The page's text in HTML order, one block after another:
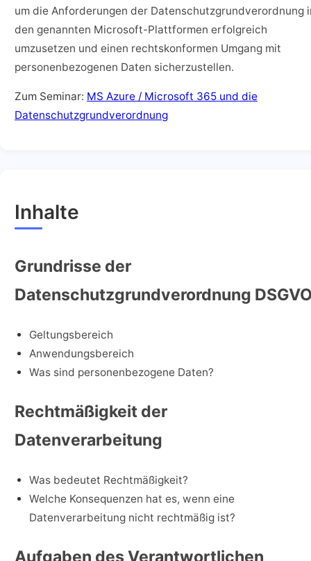
um die Anforderungen der Datenschutzgrundverordnung
den genannten Microsoft-Plattformen erfolgreich
umzusetzen und einen rechtskonformen Umgang mit
personenbezogenen Daten sicherzustellen.
Zum Seminar: MS Azure / Microsoft 365 und die
Datenschutzgrundverordnung
Inhalte
Grundrisse der
Datenschutzgrundverordnung
Geltungsbereich
Anwendungsbereich
Was sind personenbezogene Daten?
Rechtmäßigkeit der
Datenverarbeitung
Was bedeutet Rechtmäßigkeit?
Welche Konsequenzen hat es, wenn eine
Datenverarbeitung nicht rechtmäßig ist?
Aufgaben des Verantwortlichen